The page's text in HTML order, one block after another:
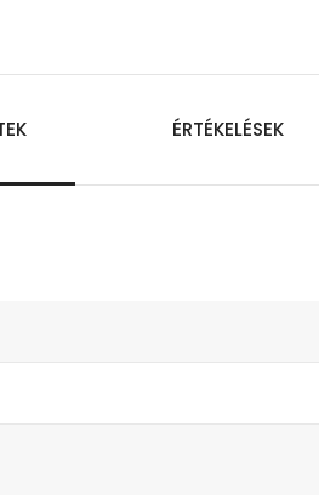
ÉRTÉKELÉSEK